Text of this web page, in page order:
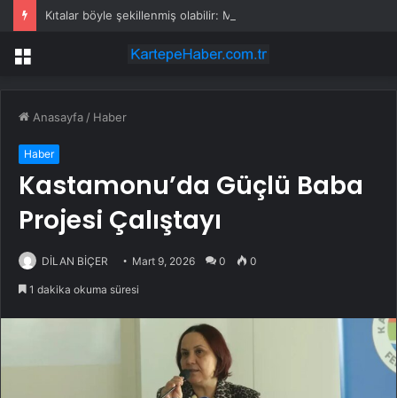
Menü
Anasayfa / Haber
Haber
Kastamonu’da Güçlü Baba
Projesi Çalıştayı
DİLAN BİÇER Mart 9, 2026 0 0
1 dakika okuma süresi